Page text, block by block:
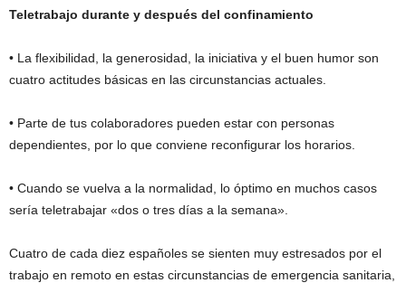
Teletrabajo durante y después del confinamiento
• La flexibilidad, la generosidad, la iniciativa y el buen humor son
cuatro actitudes básicas en las circunstancias actuales.
• Parte de tus colaboradores pueden estar con personas
dependientes, por lo que conviene reconfigurar los horarios.
• Cuando se vuelva a la normalidad, lo óptimo en muchos casos
sería teletrabajar «dos o tres días a la semana».
Cuatro de cada diez españoles se sienten muy estresados por el
trabajo en remoto en estas circunstancias de emergencia sanitaria,